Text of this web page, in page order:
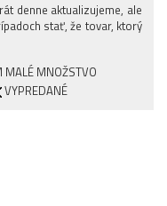
denne aktualizujeme, ale
stať, že tovar, ktorý
MNOŽSTVO
VYPREDANÉ